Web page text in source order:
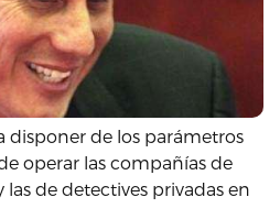
disponer de los parámetros
operar las compañías de
de detectives privadas en